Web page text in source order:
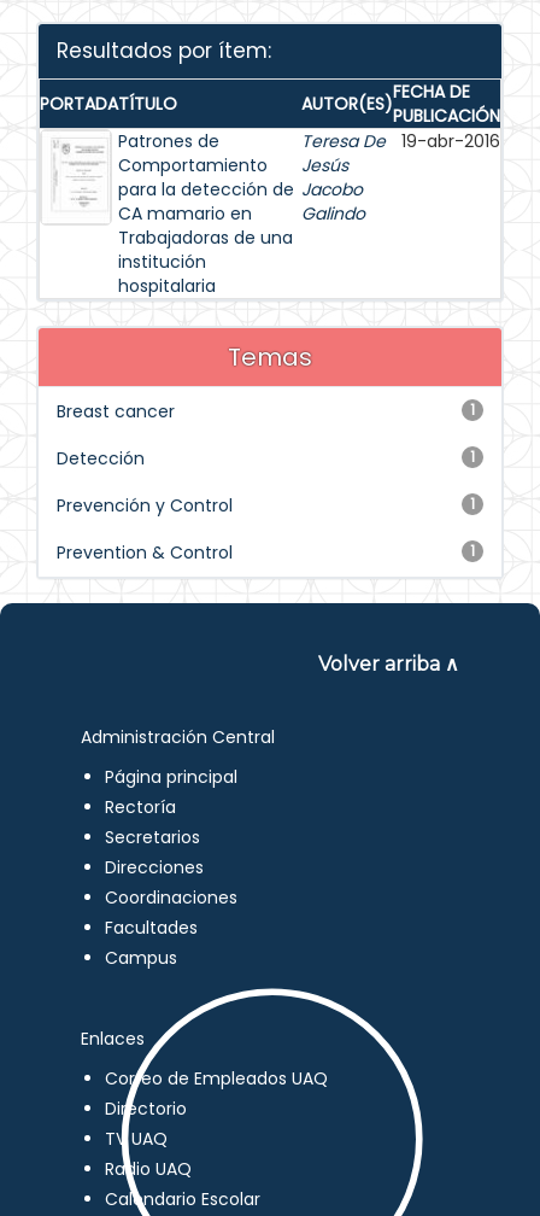
Resultados por ítem:
PORTADATÍTULO AUTOR(ES)FECHA DE
PUBLICACIÓN
Patrones de
Comportamiento
para la detección de
CA mamario en
Trabajadoras de una
institución
hospitalaria
Teresa De
Jesús
Jacobo
Galindo
19-abr-2016
Temas
1
Breast cancer
1
Detección
1
Prevención y Control
1
Prevention & Control
Volver arriba ∧
Administración Central
Página principal
Rectoría
Secretarios
Direcciones
Coordinaciones
Facultades
Campus
Enlaces
Correo de Empleados UAQ
Directorio
TV UAQ
Radio UAQ
Calendario Escolar